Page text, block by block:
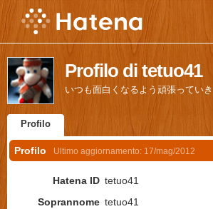
Profilo di tetuo41
いつも面白くなるよう頑張ってい
Profilo
Profilo Ultimo aggiornamento: 17/mag/2012
Hatena ID tetuo41
Soprannome tetuo41